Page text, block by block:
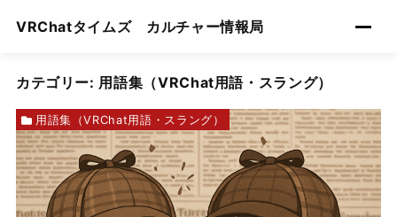
VRChatタイムズ カルチャー情報局
カテゴリー: 用語集（VRChat用語・スラング）
用語集（VRChat用語・スラング）